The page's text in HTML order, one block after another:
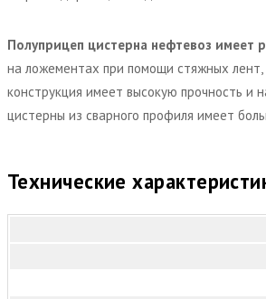
Полуприцеп цистерна нефтевоз имеет
на ложементах при помощи стяжных лент,
конструкция имеет высокую прочность и
цистерны из сварного профиля имеет
Технические